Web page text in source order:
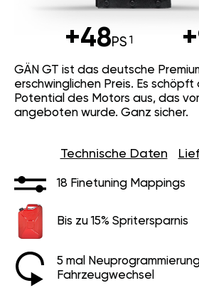
+48PS
GÄN GT ist das deutsche
erschwinglichen Preis. Es
Potential des Motors aus, das
angeboten wurde. Ganz sicher.
Technische Daten
18 Finetuning Mappings
Bis zu 15% Spritersparnis
5 mal
Fahrzeugwechsel